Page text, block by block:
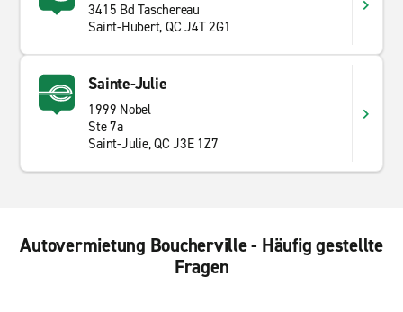
3415 Bd Taschereau
Saint-Hubert, QC J4T 2G1
Sainte-Julie
1999 Nobel
Ste 7a
Saint-Julie, QC J3E 1Z7
Autovermietung Boucherville - Häufig gestellte
Fragen